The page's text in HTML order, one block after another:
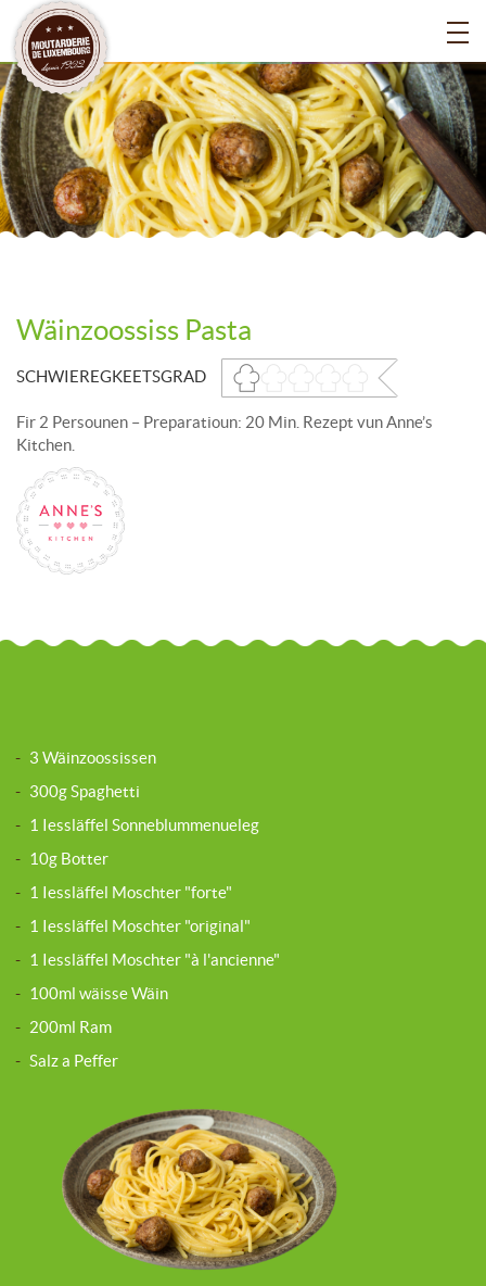
Wäinzoossiss Pasta
SCHWIEREGKEETSGRAD
Fir 2 Persounen – Preparatioun: 20 Min. Rezept vun Anne’s
Kitchen.
- 3 Wäinzoossissen
- 300g Spaghetti
- 1 Iessläffel Sonneblummenueleg
- 10g Botter
- 1 Iessläffel Moschter "forte"
- 1 Iessläffel Moschter "original"
- 1 Iessläffel Moschter "à l'ancienne"
- 100ml wäisse Wäin
- 200ml Ram
- Salz a Peffer